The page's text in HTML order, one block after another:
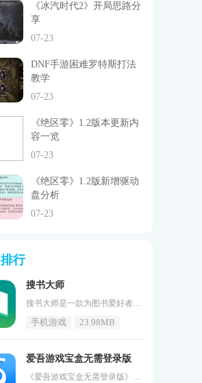
《冰汽时代2》开局思路分
享
07-23
DNF手游困难罗特斯打法
教学
07-23
《绝区零》1.2版本更新内
容一览
07-23
《绝区零》1.2版新增驱动
盘分析
07-23
行
搜书大师
搜书大师是一款为图书爱好者精心打造的阅读神器。它汇聚了超过一万个书源，涵盖小说、传记、科普、文学等多个领域，满足您全方位的阅读需求。其强大的搜索功能让您轻松找到心仪的书籍，并支持一键下载，以便您随时随地享受阅读的乐趣。搜书大师不仅拥有简洁美观的界面和便捷流畅的操作，还具有自动更新书源的功能，确保您始终拥有最新最热门的图书资源。该软件支持个性化设置，允许您根据自己的喜好定制阅读体验，让每次阅读都成为一次独特的享受。无论您是沉浸在经典文学的海洋中，还是探索科幻世界的奥秘，搜
手机游戏 23.98MB
爱吾游戏宝盒无需登录版
《爱吾游戏宝盒无需登录版》是一款非常实用的游戏助手应用，涵盖了大量的游戏，基本可以满足玩家多数的需求，同时还有不断增加新游戏的计划，用户可以在这里轻松找到他们喜欢的游戏，并且可以直接下载到自己的手机中进行游玩。爱吾游戏宝盒无需登录版亮点1、提供了很多实用的功能，例如内部存储空间整理、游戏截图分享、虚拟定位等等，用户可以通过这些功能提高游戏的效率和便利性。2、爱吾游戏宝盒无需登录版的操作非常简单，用户可以快速上手，不需要技术或者运营经验，只需按照应用提示即可完成各种操作。